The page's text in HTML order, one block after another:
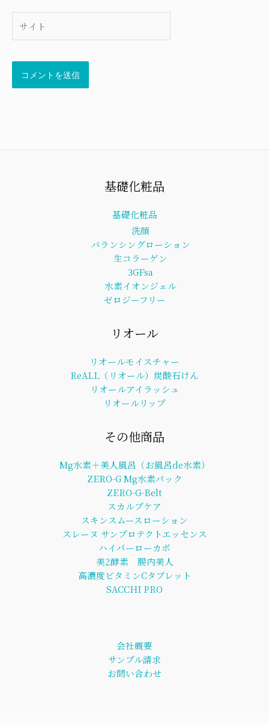
*
基礎化粧品
基礎化粧品
洗顔
バランシングローション
生コラーゲン
3GFsa
水素イオンジェル
ゼロジーフリー
リオール
リオールモイスチャー
ReALL（リオール）炭酸石けん
リオールアイラッシュ
リオールリップ
その他商品
Mg水素＋美人風呂（お風呂de水素）
ZERO-G Mg水素パック
ZERO-G-Belt
スカルプケア
スキンスムースローション
スレーヌ サンプロテクトエッセンス
ハイパーローカボ
美2酵素 腸内美人
高濃度ビタミンCタブレット
SACCHI PRO
会社概要
サンプル請求
お問い合わせ